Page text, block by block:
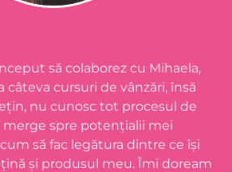
să colaborez cu Mihaela,
câteva cursuri de vânzări, însă
nu cunosc tot procesul de
merge spre potențialii mei
să fac legătura dintre ce își
și produsul meu. Îmi doream